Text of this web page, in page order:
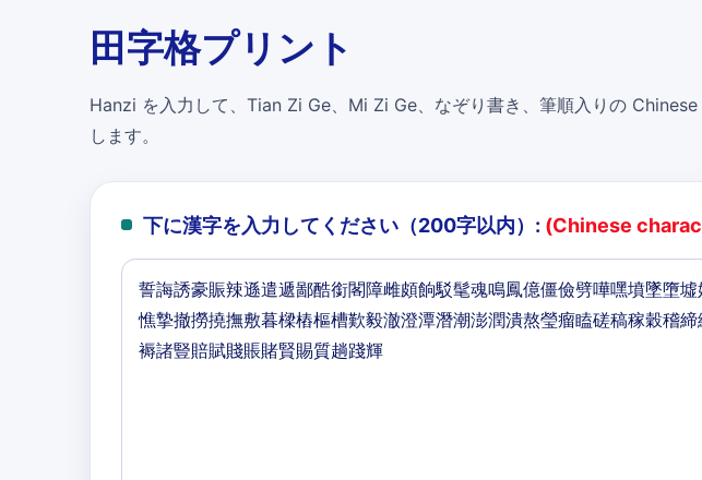
田字格プリント
Hanzi を入力して、Tian Zi Ge、Mi Zi Ge、なぞり書き、筆順入りの
します。
下に漢字を入力してください（200字以内）: (Chinese